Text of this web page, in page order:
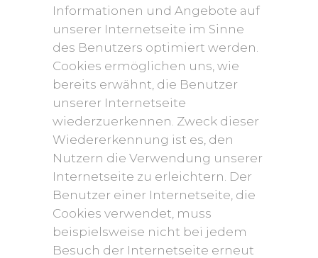
Informationen und Angebote auf
unserer Internetseite im Sinne
des Benutzers optimiert werden.
Cookies ermöglichen uns, wie
bereits erwähnt, die Benutzer
unserer Internetseite
wiederzuerkennen. Zweck dieser
Wiedererkennung ist es, den
Nutzern die Verwendung unserer
Internetseite zu erleichtern. Der
Benutzer einer Internetseite, die
Cookies verwendet, muss
beispielsweise nicht bei jedem
Besuch der Internetseite erneut